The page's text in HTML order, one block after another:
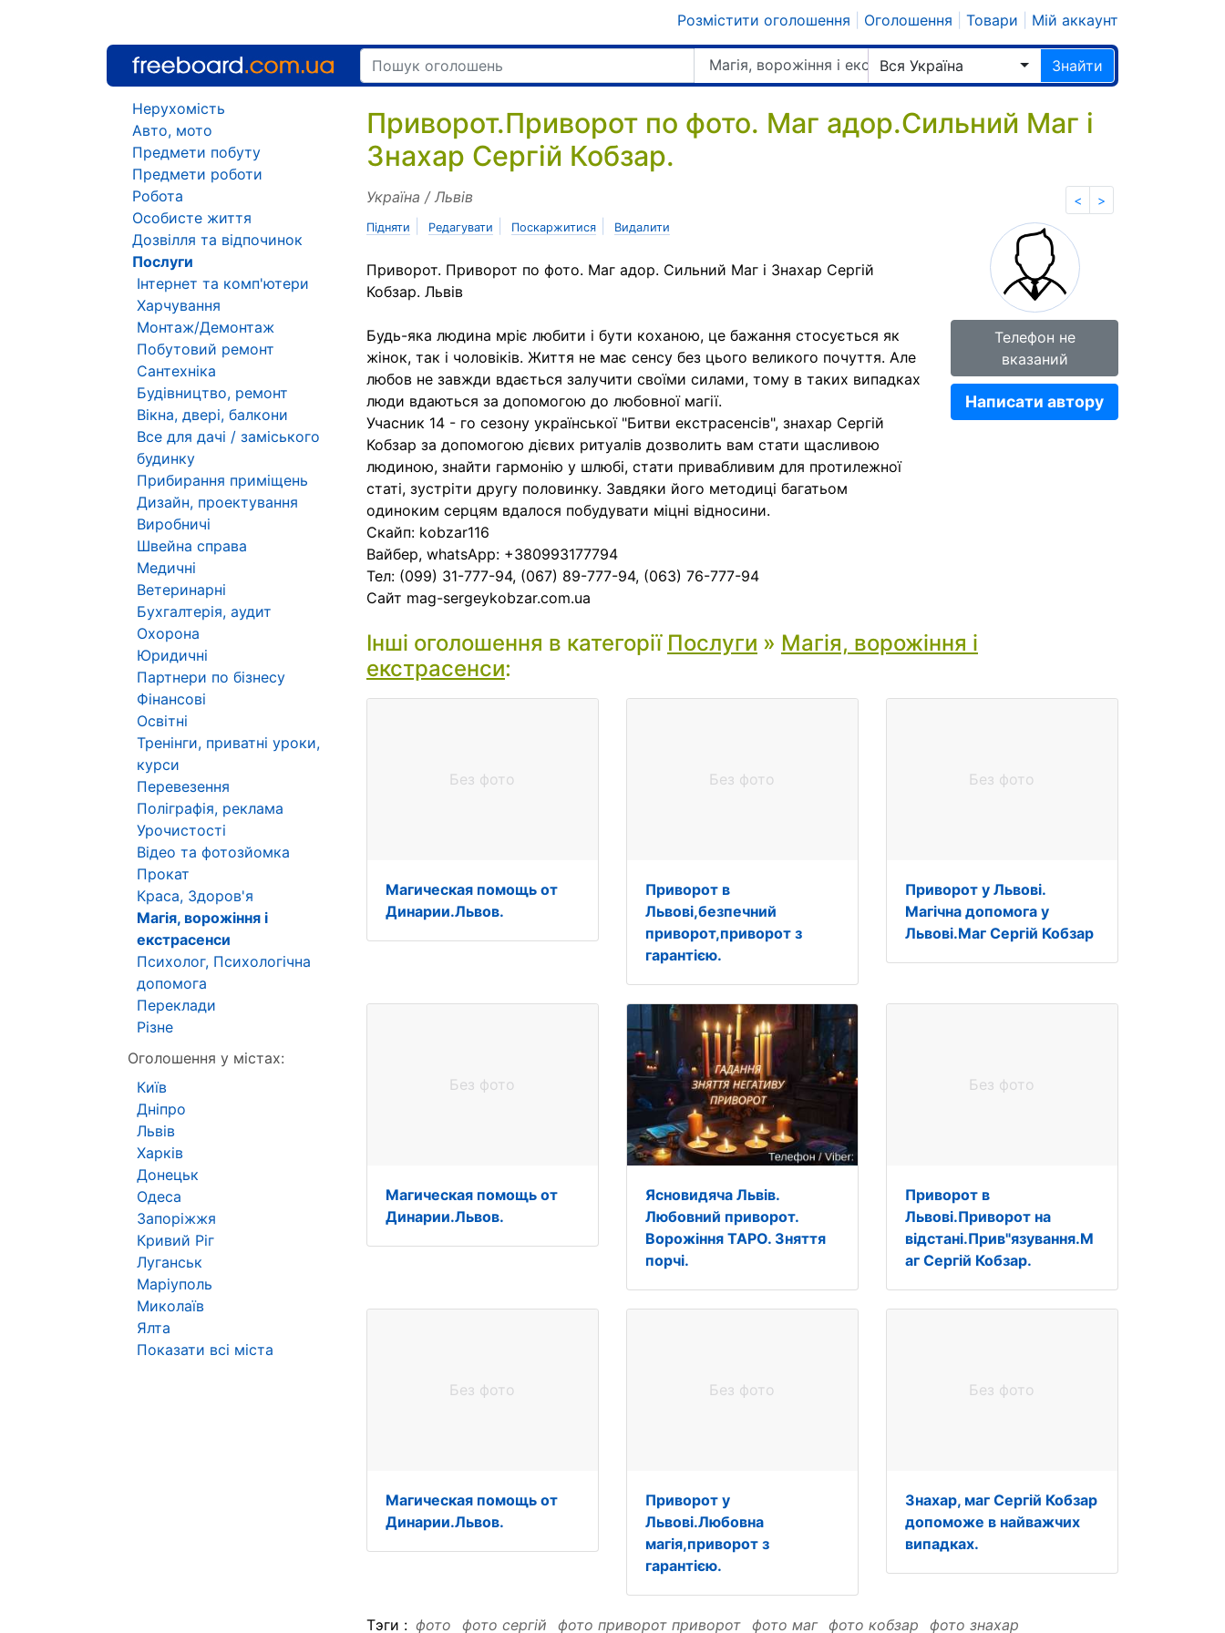
Розмістити оголошення Оголошення Товари Мій аккаунт
Магія, ворожіння і екстрасенси
Вся Україна Знайти
Приворот.Приворот по фото. Маг адор.Сильний Маг і
Знахар Сергій Кобзар.
< >
Україна / Львів
Підняти Редагувати Поскаржитися Видалити
Приворот. Приворот по фото. Маг адор. Сильний Маг і Знахар Сергій
Кобзар. Львів
Будь-яка людина мріє любити і бути коханою, це бажання стосується як
жінок, так і чоловіків. Життя не має сенсу без цього великого почуття. Але
любов не завжди вдається залучити своїми силами, тому в таких випадках
люди вдаються за допомогою до любовної магії.
Учасник 14 - го сезону української "Битви екстрасенсів", знахар Сергій
Кобзар за допомогою дієвих ритуалів дозволить вам стати щасливою
людиною, знайти гармонію у шлюбі, стати привабливим для протилежної
статі, зустріти другу половинку. Завдяки його методиці багатьом
одиноким серцям вдалося побудувати міцні відносини.
Скайп: kobzar116
Вайбер, whatsApp: +380993177794
Тел: (099) 31-777-94, (067) 89-777-94, (063) 76-777-94
Сайт mag-sergeykobzar.com.ua
Телефон не
вказаний
Написати автору
Інші оголошення в категорії Послуги » Магія, ворожіння і
екстрасенси:
Без фото
Магическая помощь от
Динарии.Львов.
Без фото
Приворот в
Львові,безпечний
приворот,приворот з
гарантією.
Без фото
Приворот у Львові.
Магічна допомога у
Львові.Маг Сергій Кобзар
Без фото
Магическая помощь от
Динарии.Львов.
Ясновидяча Львів.
Любовний приворот.
Ворожіння ТАРО. Зняття
порчі.
Без фото
Приворот в
Львові.Приворот на
відстані.Прив"язування.М
аг Сергій Кобзар.
Без фото
Магическая помощь от
Динарии.Львов.
Без фото
Приворот у
Львові.Любовна
магія,приворот з
гарантією.
Без фото
Знахар, маг Сергій Кобзар
допоможе в найважчих
випадках.
Тэги : фото фото сергій фото приворот приворот фото маг фото кобзар фото знахар
Нерухомість
Авто, мото
Предмети побуту
Предмети роботи
Робота
Особисте життя
Дозвілля та відпочинок
Послуги
Інтернет та комп'ютери
Харчування
Монтаж/Демонтаж
Побутовий ремонт
Сантехніка
Будівництво, ремонт
Вікна, двері, балкони
Все для дачі / заміського
будинку
Прибирання приміщень
Дизайн, проектування
Виробничі
Швейна справа
Медичні
Ветеринарні
Бухгалтерія, аудит
Охорона
Юридичні
Партнери по бізнесу
Фінансові
Освітні
Тренінги, приватні уроки,
курси
Перевезення
Поліграфія, реклама
Урочистості
Відео та фотозйомка
Прокат
Краса, Здоров'я
Магія, ворожіння і
екстрасенси
Психолог, Психологічна
допомога
Переклади
Різне
Оголошення у містах:
Київ
Дніпро
Львів
Харків
Донецьк
Одеса
Запоріжжя
Кривий Ріг
Луганськ
Маріуполь
Миколаїв
Ялта
Показати всі міста